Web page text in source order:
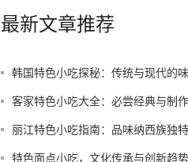
最新文章推荐
韩国特色小吃探秘：传统与现代的
响客家特色小吃大全：必尝经典与制
丽江特色小吃指南：品味纳西族独
特色面点小吃，文化传承与创新趋